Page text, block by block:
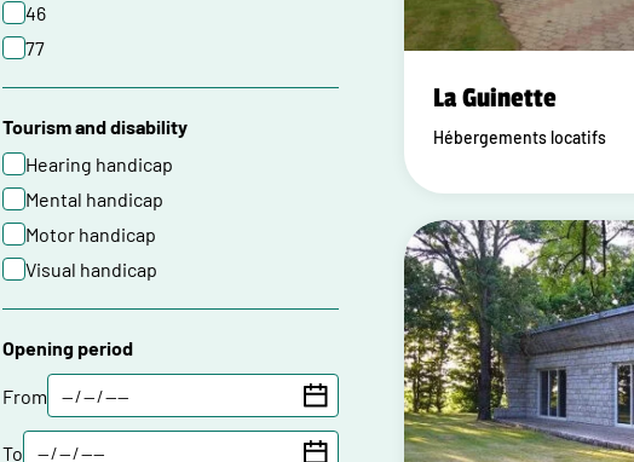
46
77
Tourism and disability
Hearing handicap
Mental handicap
Motor handicap
Visual handicap
Opening period
From
To
La Guinette
Hébergements locatifs